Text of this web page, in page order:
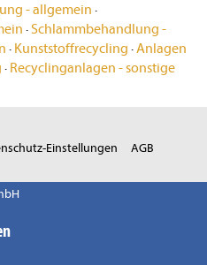
- allgemein ·
· Schlammbehandlung -
· Kunststoffrecycling · Anlagen
· Recyclinganlagen - sonstige
Einstellungen AGB